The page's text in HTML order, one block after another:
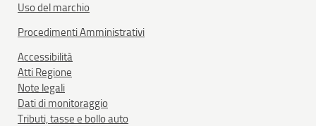
Uso del marchio
Procedimenti Amministrativi
Accessibilità
Atti Regione
Note legali
Dati di monitoraggio
Tributi, tasse e bollo auto